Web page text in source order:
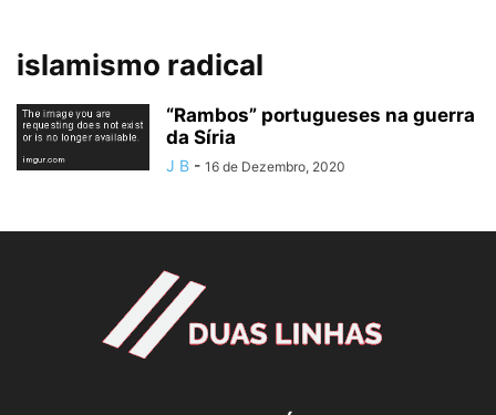
islamismo radical
“Rambos” portugueses na guerra
da Síria
J B - 16 de Dezembro, 2020